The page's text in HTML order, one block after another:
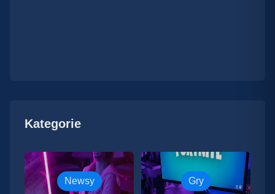
Kategorie
Newsy Gry